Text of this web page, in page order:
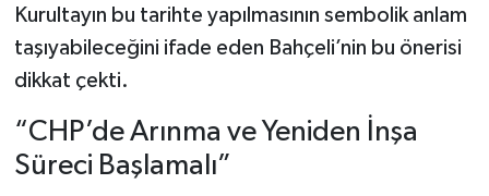
Kurultayın bu tarihte yapılmasının sembolik anlam
taşıyabileceğini ifade eden Bahçeli’nin bu önerisi
dikkat çekti.
“CHP’de Arınma ve Yeniden İnşa
Süreci Başlamalı”